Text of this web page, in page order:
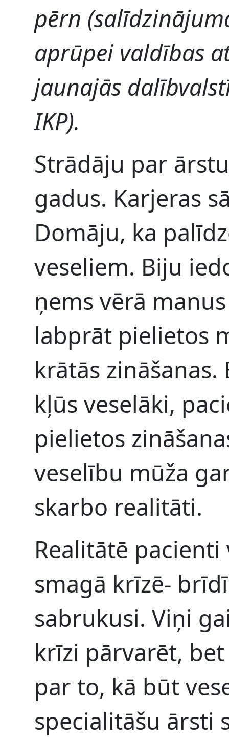
pērn
aprūpei valdības
jaunajās
IKP).
Strādāju par
gadus. Karjeras
Domāju, ka
veseliem. Biju
ņems vērā
labprāt pielietos
krātās zināšanas.
kļūs veselāki,
pielietos
veselību mūža
skarbo realitāti.
Realitātē
smagā krīzē-
sabrukusi. Viņi
krīzi pārvarēt,
par to, kā būt
specialitāšu ārsti